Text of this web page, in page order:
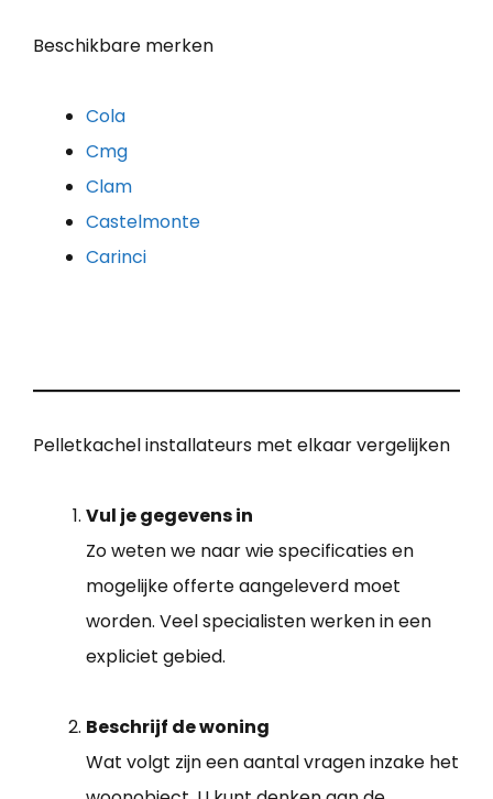
Beschikbare merken
Cola
Cmg
Clam
Castelmonte
Carinci
Pelletkachel installateurs met elkaar vergelijken
Vul je gegevens in
Zo weten we naar wie specificaties en
mogelijke offerte aangeleverd moet
worden. Veel specialisten werken in een
expliciet gebied.
Beschrijf de woning
Wat volgt zijn een aantal vragen inzake het